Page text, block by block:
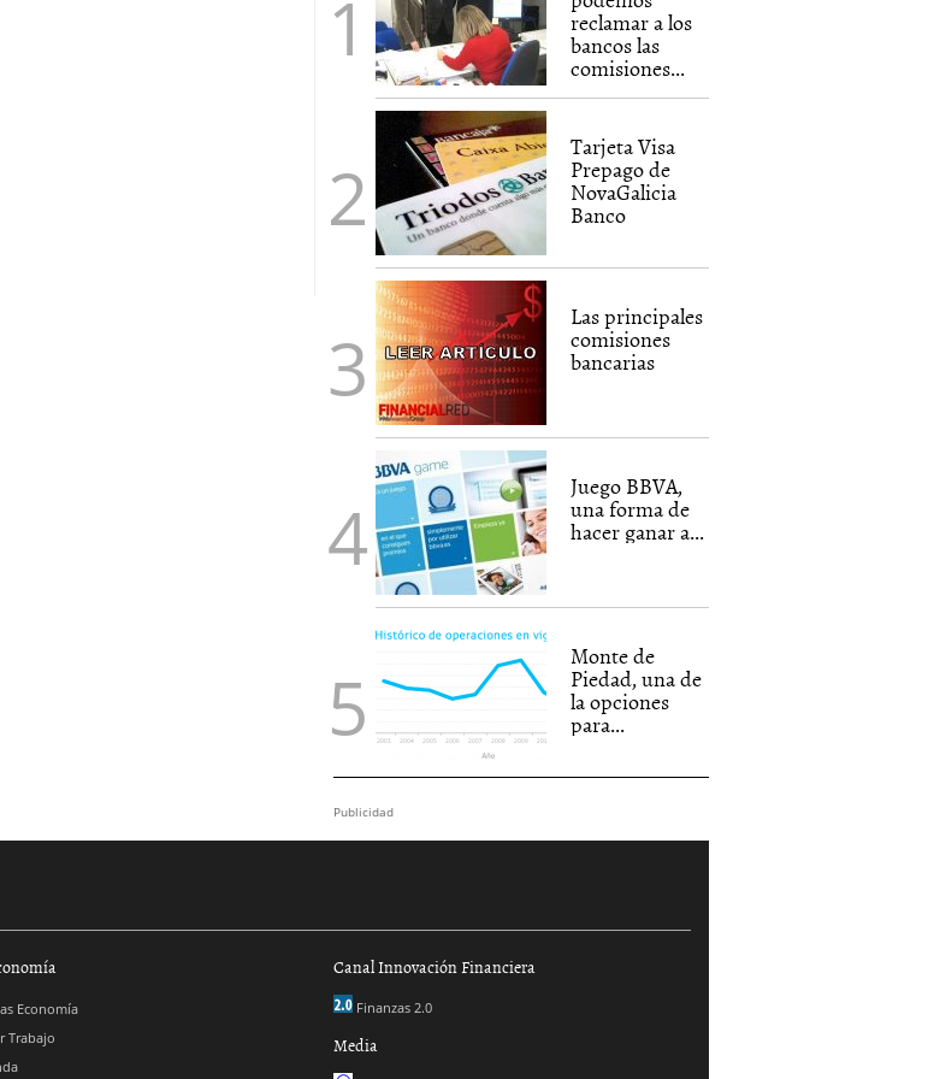
reclamar a los
bancos las
comisiones...
Tarjeta Visa
Prepago de
NovaGalicia
Banco
Las principales
comisiones
bancarias
Juego BBVA,
una forma de
hacer ganar a...
Monte de
Piedad, una de
la opciones
para...
Publicidad
Economía
Trabajo
Canal Innovación Financiera
Finanzas 2.0
Media